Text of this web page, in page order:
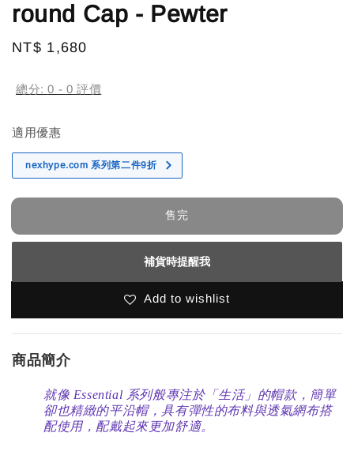
round Cap - Pewter
Regular
NT$ 1,680
總分:0 - 0 評價
適用優惠
nexhype.com 系列第二件9折
售完
補貨時提醒我
Add to wishlist
商品簡介
就像 Essential 系列般專注於「生活」的帽款，簡單
卻也精緻的平沿帽，具有彈性的布料與透氣網布搭
配使用，配戴起來更加舒適。